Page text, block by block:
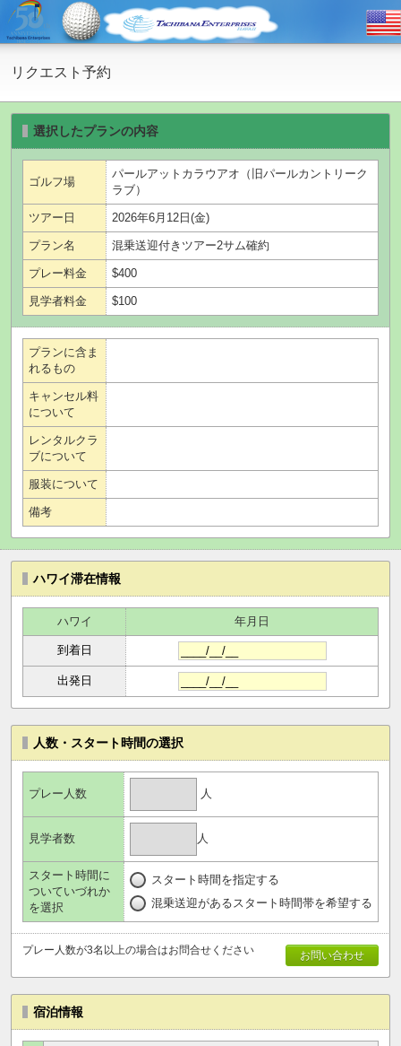
リクエスト予約
選択したプランの内容
ゴルフ場
パールアットカラウアオ（旧パールカントリーク
ラブ）
ツアー日 2026年6月12日(金)
プラン名 混乗送迎付きツアー2サム確約
プレー料金 $400
見学者料金 $100
プランに含ま
れるもの
キャンセル料
について
レンタルクラ
ブについて
服装について
備考
ハワイ滞在情報
ハワイ 年月日
到着日
出発日
人数・スタート時間の選択
プレー人数 人
見学者数 人
スタート時間に
ついていづれか
を選択
スタート時間を指定する
混乗送迎があるスタート時間帯を希望する
お問い合わせ
プレー人数が3名以上の場合はお問合せください
宿泊情報